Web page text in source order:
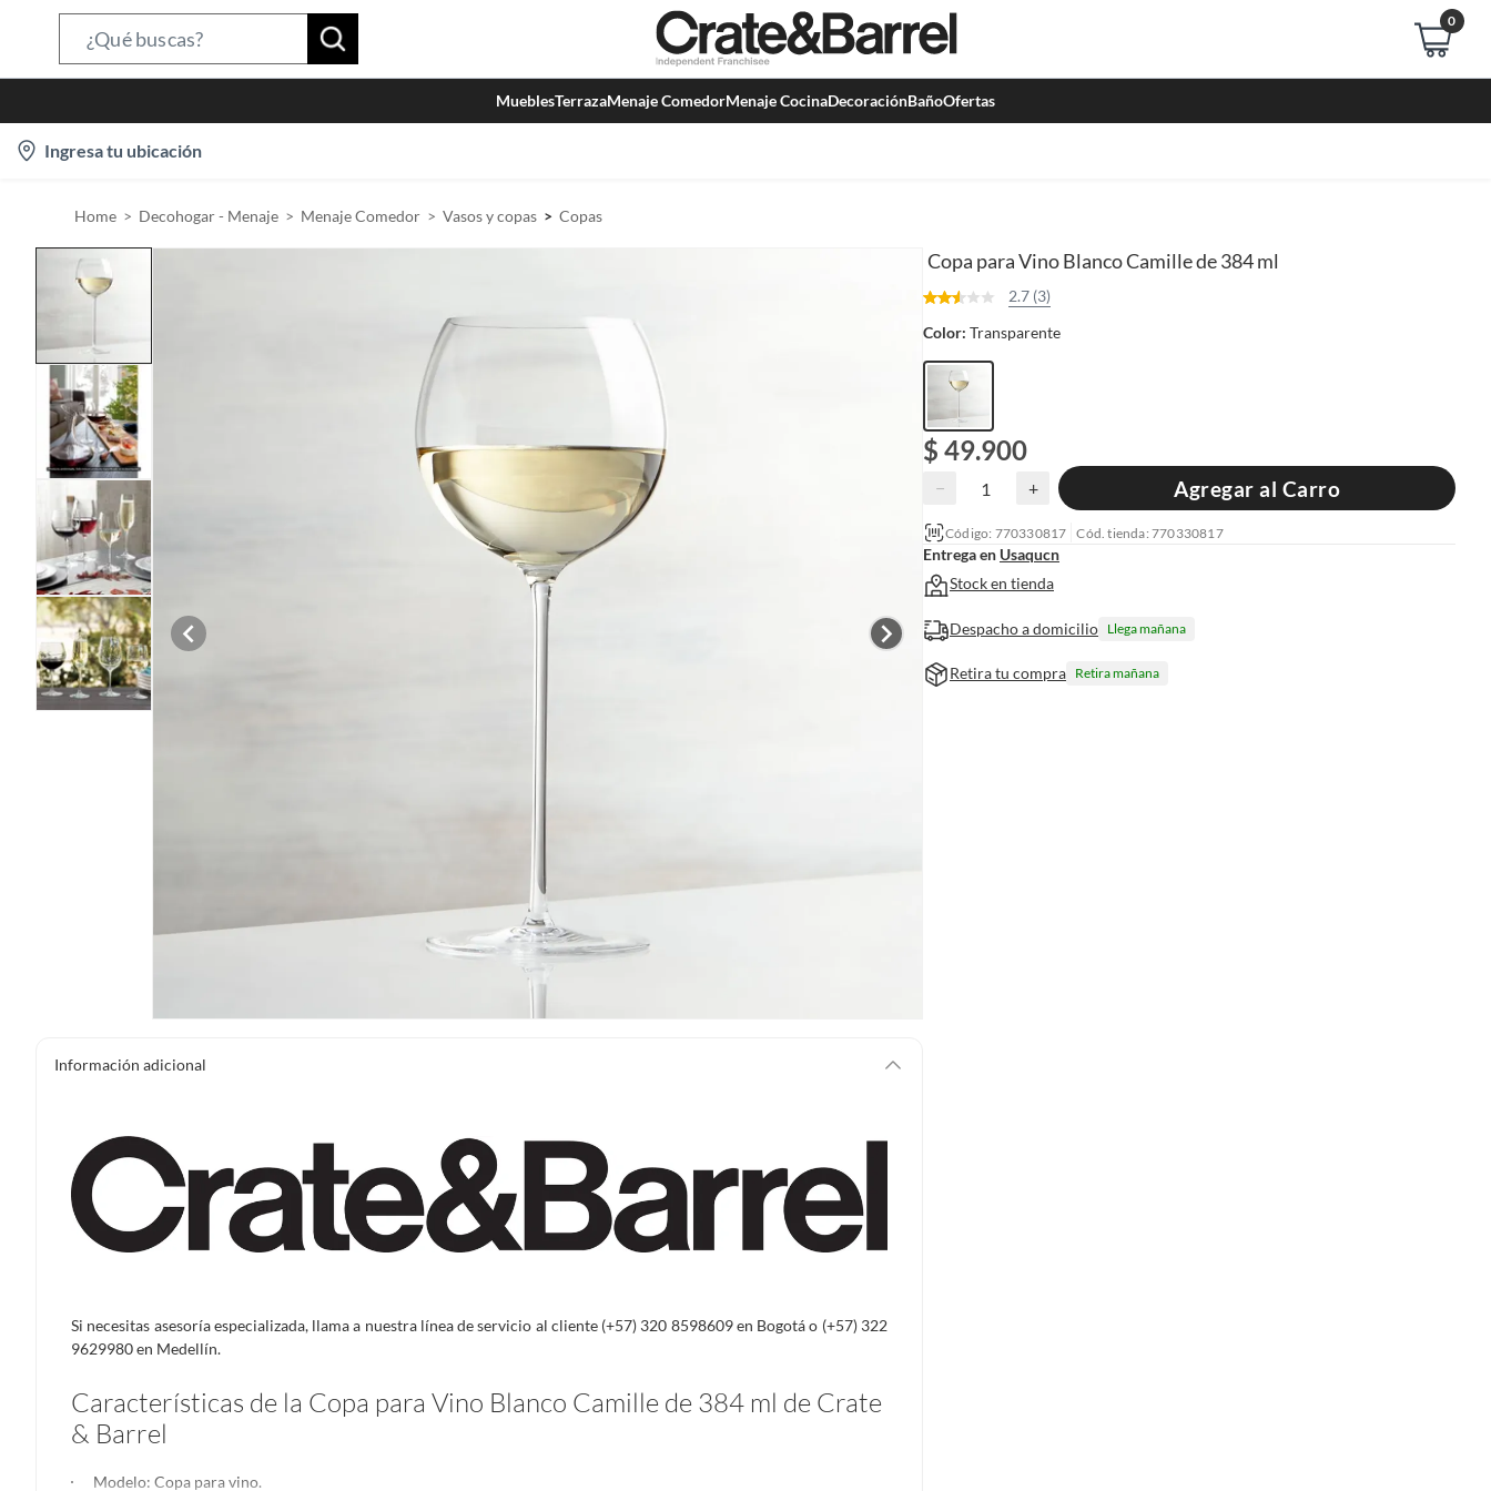
e
r
B
0
MueblesTerrazaMenaje ComedorMenaje CocinaDecoraciónBañoOfertas
Ingresa tu ubicación
Home Decohogar - Menaje Menaje Comedor Vasos y copas Copas
Información adicional
Si necesitas asesoría especializada, llama a nuestra línea de servicio al cliente (+57) 320 8598609 en Bogotá o (+57) 322
9629980 en Medellín.
Características de la Copa para Vino Blanco Camille de 384 ml de Crate
& Barrel
Modelo: Copa para vino.
Copa para Vino Blanco Camille de 384 ml
2.7 (3)
Color: Transparente
$ 49.900
− + Agregar al Carro
Código: 770330817 Cód. tienda: 770330817
Entrega en Usaqucn
Stock en tienda
Despacho a domicilio Llega mañana
Retira tu compra Retira mañana